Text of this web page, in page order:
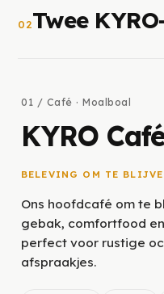
02Twee
01 / Café · Moalboal
KYRO
BELEVING OM TE
Ons hoofdcafé om te
gebak, comfortfood
perfect voor rustige
afspraakjes.